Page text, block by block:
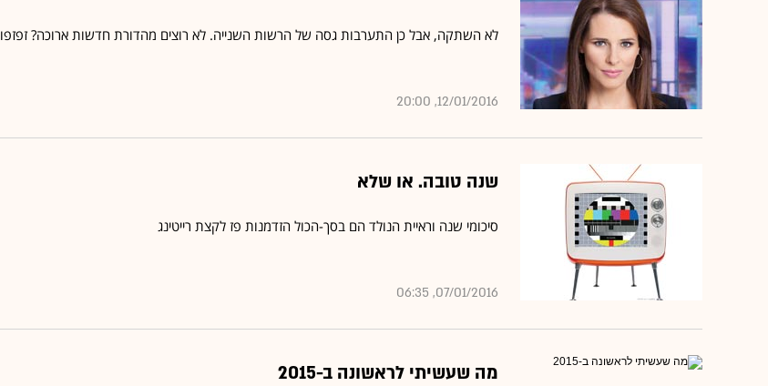
לא השתקה, אבל כן התערבות גסה של הרשות השנייה. לא רוצים מהדורת חדשות ארוכה? זפזפו
12/01/2016, 20:00
שנה טובה. או שלא
סיכומי שנה וראיית הנולד הם בסך-הכול הזדמנות פז לקצת רייטינג
07/01/2016, 06:35
מה שעשיתי לראשונה ב-2015